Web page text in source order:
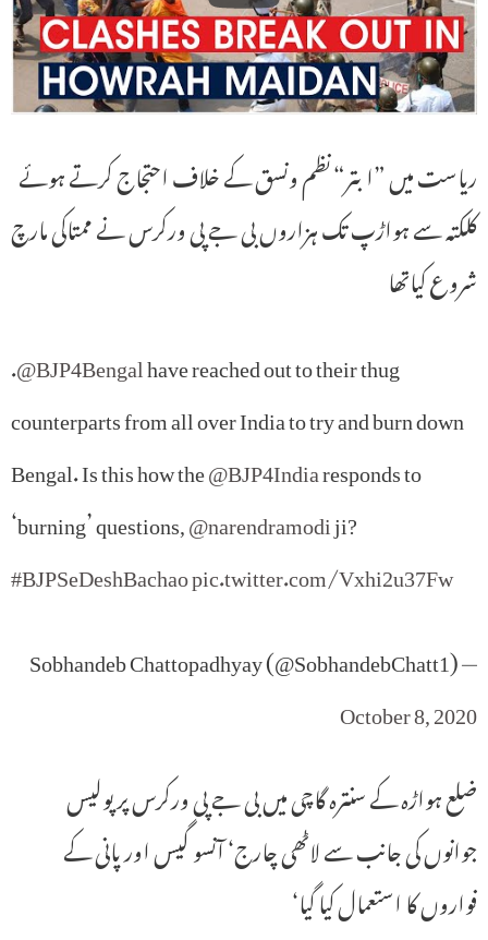
ریاست میں ”ابتر“ نظم ونسق کے خلاف احتجاج کرتے ہوئے
کلکتہ سے ہواڑپ تک ہزاروں بی جے پی ورکرس نے ممتاکی مارچ
شروع کیاتھا
.@BJP4Bengalhave reached out to their thug
counterparts from all over India to try and burn down
Bengal. Is this how the@BJP4Indiaresponds to
‘burning’ questions,@narendramodiji?
#BJPSeDeshBachaopic.twitter.com/Vxhi2u37Fw
— Sobhandeb Chattopadhyay (@SobhandebChatt1)
October 8, 2020
ضلع ہواڑہ کے سنترہ گاچی میں بی جے پی ورکرس پر پولیس
جوانوں کی جانب سے لاٹھی چارج‘ آنسو گیس اور پانی کے
فواروں کا استعمال کیا گیا‘